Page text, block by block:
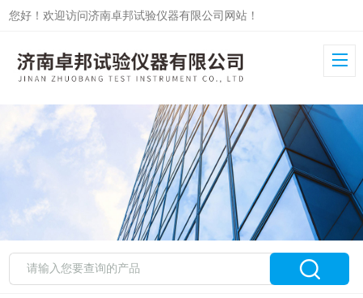
您好！欢迎访问济南卓邦试验仪器有限公司网站！